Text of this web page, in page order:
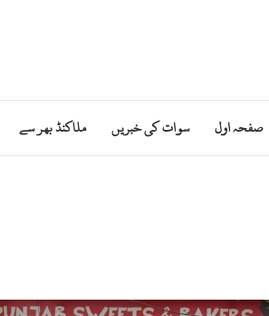
صفحہ اول سوات کی خبریں ملاکنڈ بھر سے